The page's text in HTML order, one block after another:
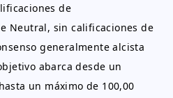
de
Neutral, sin calificaciones de
generalmente alcista
abarca desde un
un máximo de 100,00